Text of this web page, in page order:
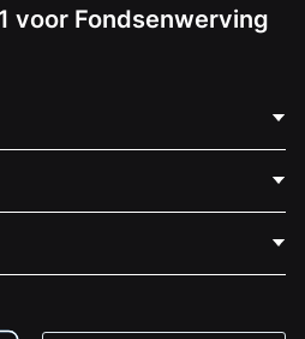
voor Fondsenwerving